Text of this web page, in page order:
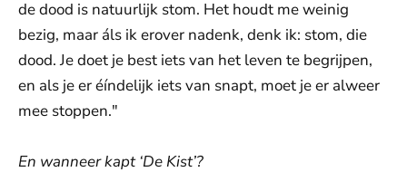
de dood is natuurlijk stom. Het houdt me weinig
bezig, maar áls ik erover nadenk, denk ik: stom, die
dood. Je doet je best iets van het leven te begrijpen,
en als je er éíndelijk iets van snapt, moet je er alweer
mee stoppen."
En wanneer kapt ‘De Kist’?